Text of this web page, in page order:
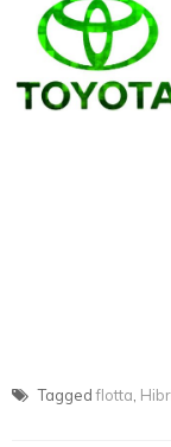
Taggedflotta